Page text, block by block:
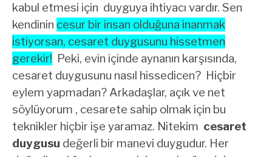
kabul etmesi için duyguya ihtiyacı vardır. Sen
kendinin cesur bir insan olduğuna inanmak
istiyorsan, cesaret duygusunu hissetmen
gerekir! Peki, evin içinde aynanın karşısında,
cesaret duygusunu nasıl hissedicen? Hiçbir
eylem yapmadan? Arkadaşlar, açık ve net
söylüyorum , cesarete sahip olmak için bu
teknikler hiçbir işe yaramaz. Nitekim cesaret
duygusu değerli bir manevi duygudur. Her